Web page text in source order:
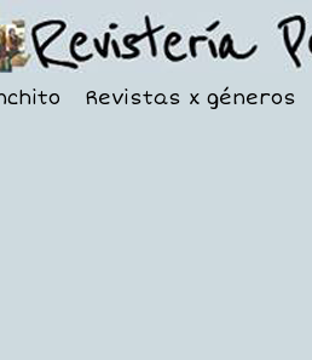
Revistas x géneros